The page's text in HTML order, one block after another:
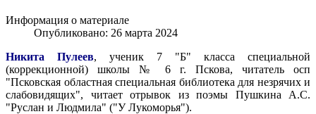
Информация о материале
Опубликовано: 26 марта 2024
Никита Пулеев, ученик 7 "Б" класса специальной
(коррекционной) школы № 6 г. Пскова, читатель осп
"Псковская областная специальная библиотека для незрячих и
слабовидящих", читает отрывок из поэмы Пушкина А.С.
"Руслан и Людмила" ("У Лукоморья").